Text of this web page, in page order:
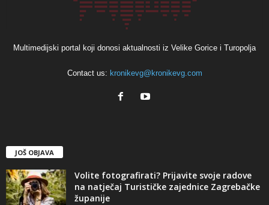
Multimedijski portal koji donosi aktualnosti iz Velike Gorice i Turopolja
Contact us: kronikevg@kronikevg.com
JOŠ OBJAVA
Volite fotografirati? Prijavite svoje radove
na natječaj Turističke zajednice Zagrebačke
županije